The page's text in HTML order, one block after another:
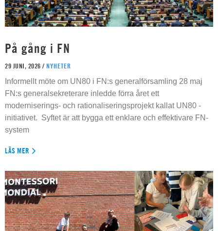
På gång i FN
29 JUNI, 2026 / NYHETER
Informellt möte om UN80 i FN:s generalförsamling 28 maj
FN:s generalsekreterare inledde förra året ett
moderniserings- och rationaliseringsprojekt kallat UN80 -
initiativet. Syftet är att bygga ett enklare och effektivare FN-
system
LÄS MER